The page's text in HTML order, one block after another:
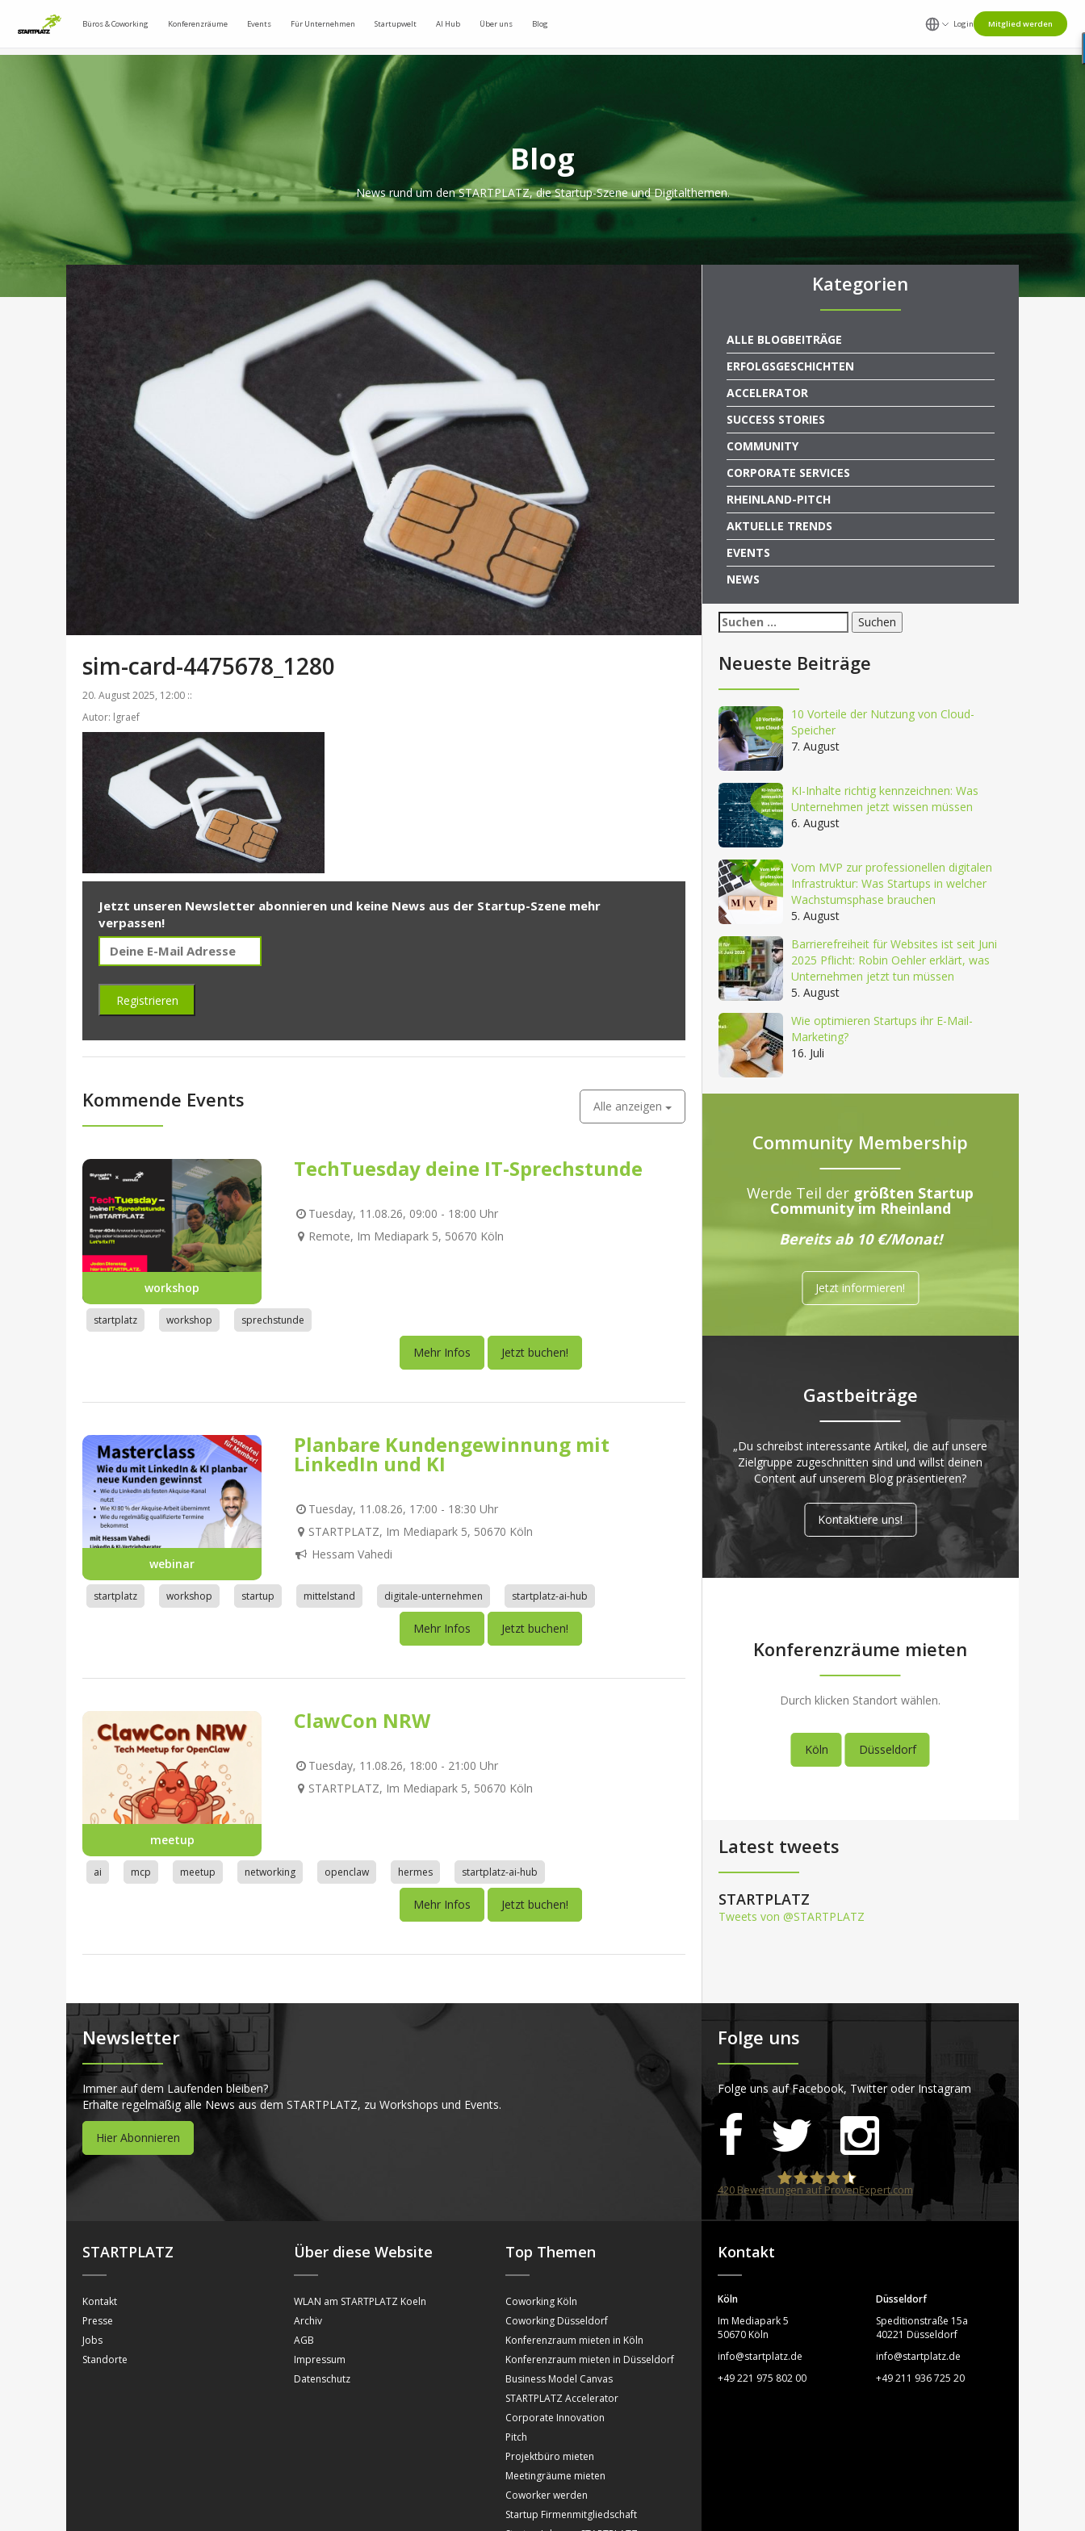
Büros & Coworking Konferenzräume Events Für Unternehmen Startupwelt AI Hub Über uns Blog Login Mitglied werden
Blog
News rund um den STARTPLATZ, die Startup-Szene und Digitalthemen.
sim-card-4475678_1280
20. August 2025, 12:00 ::
Autor: lgraef
Jetzt unseren Newsletter abonnieren und keine News aus der Startup-Szene mehr
verpassen!
Kommende Events Alle anzeigen
workshop
TechTuesday deine IT-Sprechstunde
Tuesday, 11.08.26, 09:00 - 18:00 Uhr
Remote, Im Mediapark 5, 50670 Köln
startplatz workshop sprechstunde
Mehr Infos Jetzt buchen!
webinar
Planbare Kundengewinnung mit
LinkedIn und KI
Tuesday, 11.08.26, 17:00 - 18:30 Uhr
STARTPLATZ, Im Mediapark 5, 50670 Köln
Hessam Vahedi
startplatz workshop startup mittelstand digitale-unternehmen startplatz-ai-hub
Mehr Infos Jetzt buchen!
meetup
ClawCon NRW
Tuesday, 11.08.26, 18:00 - 21:00 Uhr
STARTPLATZ, Im Mediapark 5, 50670 Köln
ai mcp meetup networking openclaw hermes startplatz-ai-hub
Mehr Infos Jetzt buchen!
Kategorien
ALLE BLOGBEITRÄGE
ERFOLGSGESCHICHTEN
ACCELERATOR
SUCCESS STORIES
COMMUNITY
CORPORATE SERVICES
RHEINLAND-PITCH
AKTUELLE TRENDS
EVENTS
NEWS
Suchen
nach:
Neueste Beiträge
10 Vorteile der Nutzung von Cloud-
Speicher
7. August
KI-Inhalte richtig kennzeichnen: Was
Unternehmen jetzt wissen müssen
6. August
Vom MVP zur professionellen digitalen
Infrastruktur: Was Startups in welcher
Wachstumsphase brauchen
5. August
Barrierefreiheit für Websites ist seit Juni
2025 Pflicht: Robin Oehler erklärt, was
Unternehmen jetzt tun müssen
5. August
Wie optimieren Startups ihr E-Mail-
Marketing?
16. Juli
Community Membership
Werde Teil der größten Startup
Community im Rheinland
Bereits ab 10 €/Monat!
Jetzt informieren!
Gastbeiträge
„Du schreibst interessante Artikel, die auf unsere
Zielgruppe zugeschnitten sind und willst deinen
Content auf unserem Blog präsentieren?
Kontaktiere uns!
Konferenzräume mieten
Durch klicken Standort wählen.
Köln Düsseldorf
Latest tweets
STARTPLATZ
Tweets von @STARTPLATZ
Newsletter
Immer auf dem Laufenden bleiben?
Erhalte regelmäßig alle News aus dem STARTPLATZ, zu Workshops und Events.
Hier Abonnieren
Folge uns
Folge uns auf Facebook, Twitter oder Instagram
STARTPLATZ
420Bewertungen auf ProvenExpert.com
STARTPLATZ
Kontakt
Presse
Jobs
Standorte
Über diese Website
WLAN am STARTPLATZ Koeln
Archiv
AGB
Impressum
Datenschutz
Top Themen
Coworking Köln
Coworking Düsseldorf
Konferenzraum mieten in Köln
Konferenzraum mieten in Düsseldorf
Business Model Canvas
STARTPLATZ Accelerator
Corporate Innovation
Pitch
Projektbüro mieten
Meetingräume mieten
Coworker werden
Startup Firmenmitgliedschaft
Kontakt
Köln
Im Mediapark 5
50670 Köln
info@startplatz.de
+49 221 975 802 00
Düsseldorf
Speditionstraße 15a
40221 Düsseldorf
info@startplatz.de
+49 211 936 725 20